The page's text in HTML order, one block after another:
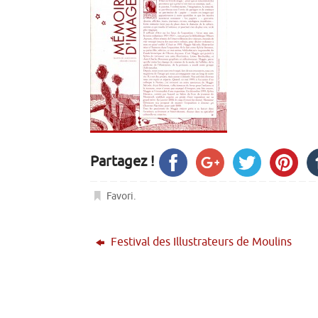
Partagez !
Favori.
Festival des Illustrateurs de Moulins